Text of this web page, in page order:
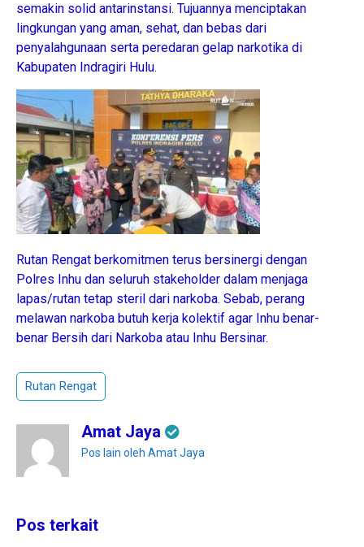
semakin solid antarinstansi. Tujuannya menciptakan
lingkungan yang aman, sehat, dan bebas dari
penyalahgunaan serta peredaran gelap narkotika di
Kabupaten Indragiri Hulu.
Rutan Rengat berkomitmen terus bersinergi dengan
Polres Inhu dan seluruh stakeholder dalam menjaga
lapas/rutan tetap steril dari narkoba. Sebab, perang
melawan narkoba butuh kerja kolektif agar Inhu benar-
benar Bersih dari Narkoba atau Inhu Bersinar.
Rutan Rengat
Amat Jaya
Pos lain oleh Amat Jaya
Pos terkait